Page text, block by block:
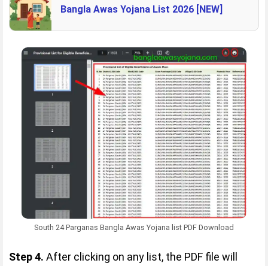
Bangla Awas Yojana List 2026 [NEW]
South 24 Parganas Bangla Awas Yojana list PDF Download
Step 4. After clicking on any list, the PDF file will